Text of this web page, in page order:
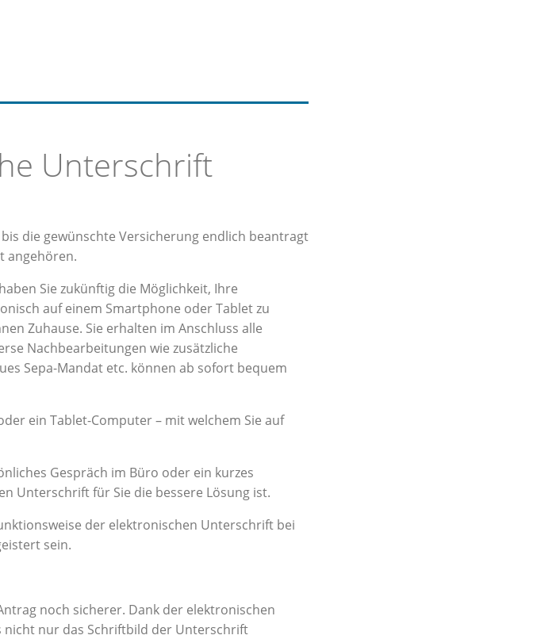
Unterschrift
die gewünschte Versicherung endlich beantragt
angehören.
Sie zukünftig die Möglichkeit, Ihre
auf einem Smartphone oder Tablet zu
Zuhause. Sie erhalten im Anschluss alle
Nachbearbeitungen wie zusätzliche
Sepa-Mandat etc. können ab sofort bequem
ein Tablet-Computer – mit welchem Sie auf
Gespräch im Büro oder ein kurzes
Unterschrift für Sie die bessere Lösung ist.
der elektronischen Unterschrift bei
sein.
noch sicherer. Dank der elektronischen
nur das Schriftbild der Unterschrift